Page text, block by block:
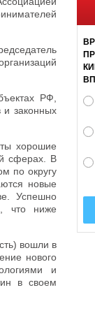
РФ,
и законных
хорошие
сферах. В
по округу
новые
Успешно
что ниже
вошли в
нового
и
в своем